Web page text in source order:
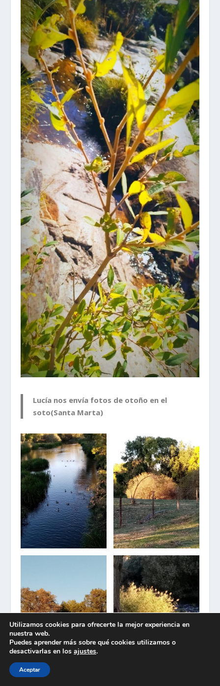
Lucía nos envía fotos de otoño en el
soto(Santa Marta)
Utilizamos cookies para ofrecerte la mejor experiencia en
nuestra web.
Puedes aprender más sobre qué cookies utilizamos o
desactivarlas en los ajustes.
Aceptar